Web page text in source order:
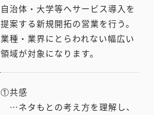
自治体・大学等へサービス導入を
提案する新規開拓の営業を行う。
業種・業界にとらわれない幅広い
領域が対象になります。
①共感
…ネタもとの考え方を理解し、